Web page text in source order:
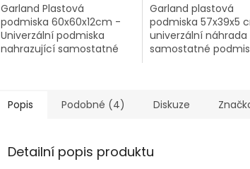
Garland Plastová
podmiska 60x60x12cm -
Univerzální podmiska
nahrazující samostatné
Garland plastová
podmiska 57x39x5
univerzální náhrada
samostatné
Popis Podobné (4) Diskuze
Detailní popis produktu